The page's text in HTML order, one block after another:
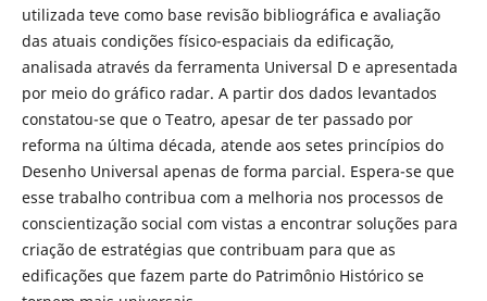
utilizada teve como base revisão bibliográfica e avaliação
das atuais condições físico-espaciais da edificação,
analisada através da ferramenta Universal D e apresentada
por meio do gráfico radar. A partir dos dados levantados
constatou-se que o Teatro, apesar de ter passado por
reforma na última década, atende aos setes princípios do
Desenho Universal apenas de forma parcial. Espera-se que
esse trabalho contribua com a melhoria nos processos de
conscientização social com vistas a encontrar soluções para
criação de estratégias que contribuam para que as
edificações que fazem parte do Patrimônio Histórico se